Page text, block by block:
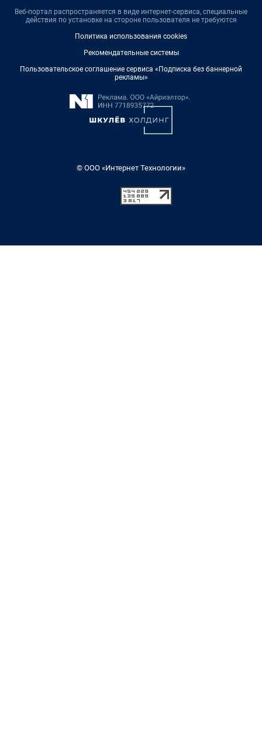
Веб-портал распространяется в виде интернет-сервиса, специальные
действия по установке на стороне пользователя не требуются
Политика использования cookies
Рекомендательные системы
Пользовательское соглашение сервиса «Подписка без баннерной
рекламы»
© ООО «Интернет Технологии»